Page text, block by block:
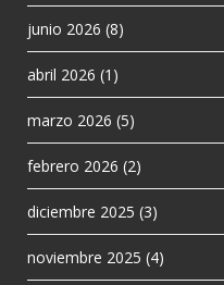
junio 2026 (8)
abril 2026 (1)
marzo 2026 (5)
febrero 2026 (2)
diciembre 2025 (3)
noviembre 2025 (4)